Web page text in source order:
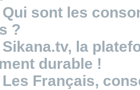
Qui sont les
?
Sikana.tv, la
durable !
Les Français,